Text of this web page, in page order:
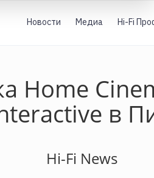
Новости Медиа Hi-Fi
Home
в
Hi-Fi News